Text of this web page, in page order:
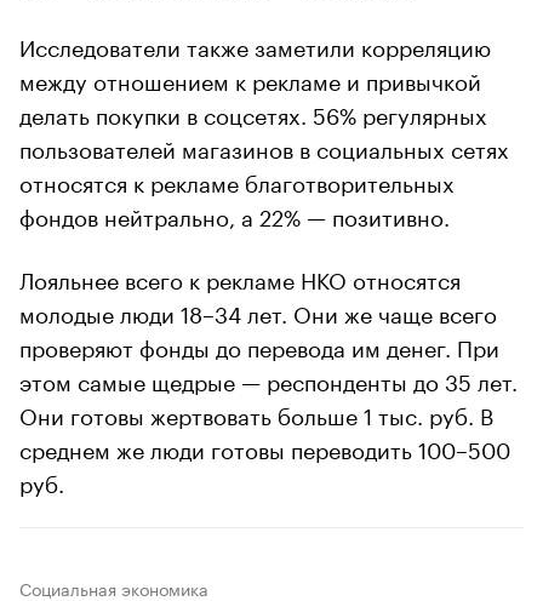
Исследователи также заметили корреляцию
между отношением к рекламе и привычкой
делать покупки в соцсетях. 56% регулярных
пользователей магазинов в социальных сетях
относятся к рекламе благотворительных
фондов нейтрально, а 22% — позитивно.
Лояльнее всего к рекламе НКО относятся
молодые люди 18–34 лет. Они же чаще всего
проверяют фонды до перевода им денег. При
этом самые щедрые — респонденты до 35 лет.
Они готовы жертвовать больше 1 тыс. руб. В
среднем же люди готовы переводить 100–500
руб.
Социальная экономика